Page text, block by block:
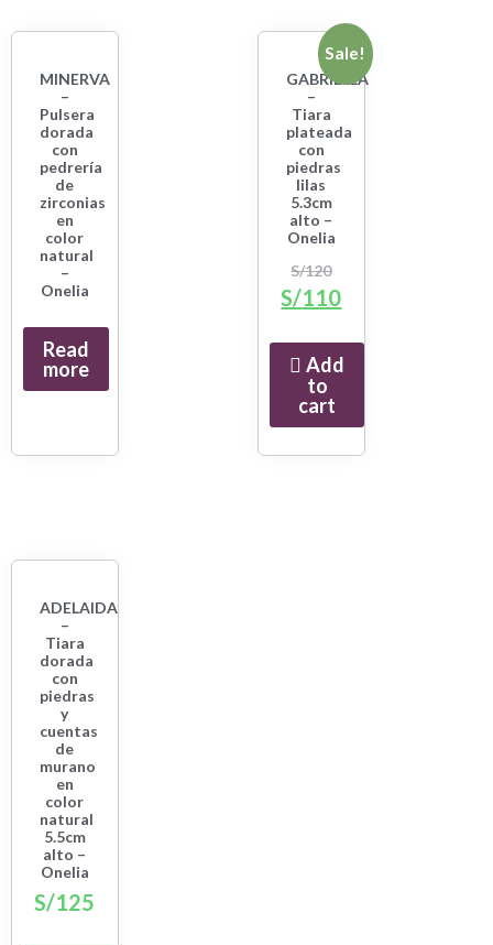
MINERVA
–
Pulsera
dorada
con
pedrería
de
zirconias
en
color
natural
–
Onelia
Read
more
Sale!
GABRIELLA
–
Tiara
plateada
con
piedras
lilas
5.3cm
alto –
Onelia
S/120
S/110
Add
to
cart
ADELAIDA
–
Tiara
dorada
con
piedras
y
cuentas
de
murano
en
color
natural
5.5cm
alto –
Onelia
S/125